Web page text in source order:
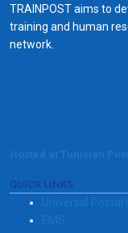
TRAINPOST aims to
training and human
network.
QUICK LINKS